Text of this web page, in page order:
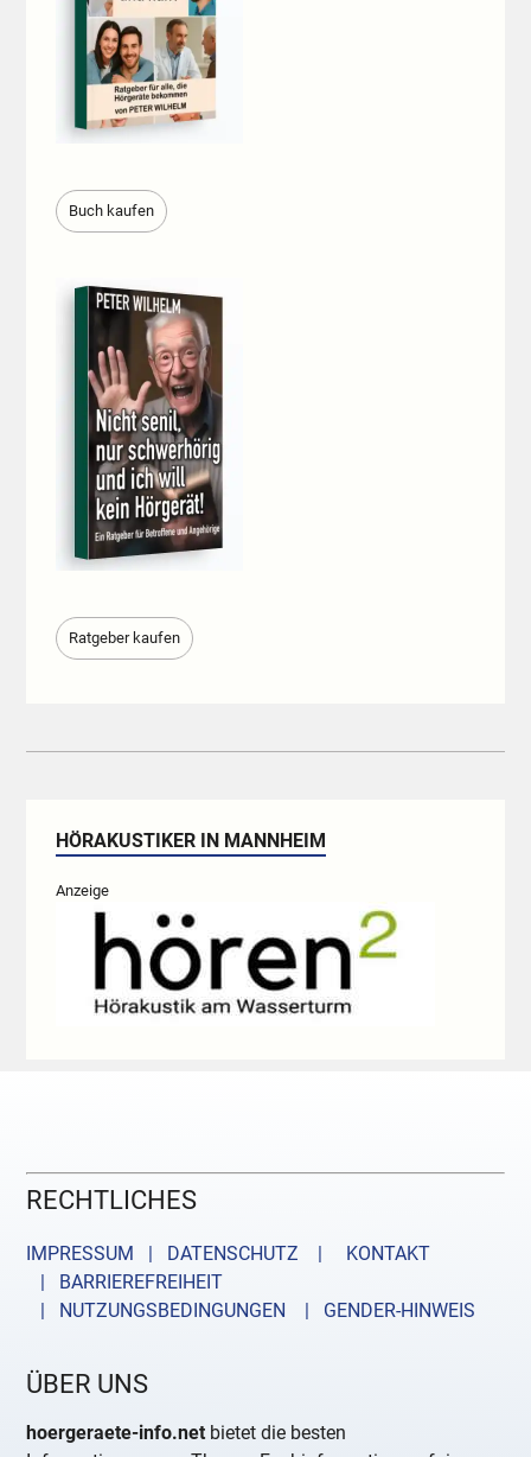
Buch kaufen
Ratgeber kaufen
HÖRAKUSTIKER IN MANNHEIM
Anzeige
RECHTLICHES
IMPRESSUM | DATENSCHUTZ |
KONTAKT
| BARRIEREFREIHEIT
| NUTZUNGSBEDINGUNGEN
| GENDER-HINWEIS
ÜBER UNS
hoergeraete-info.net bietet die besten